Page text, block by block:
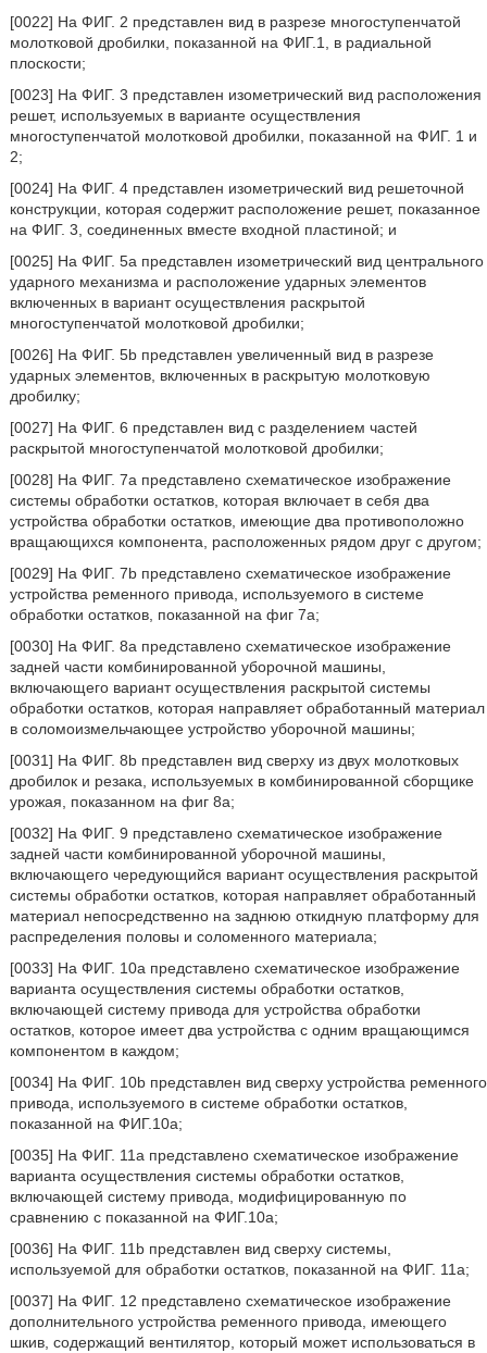
[0022] На ФИГ. 2 представлен вид в разрезе многоступенчатой
молотковой дробилки, показанной на ФИГ.1, в радиальной
плоскости;
[0023] На ФИГ. 3 представлен изометрический вид расположения
решет, используемых в варианте осуществления
многоступенчатой молотковой дробилки, показанной на ФИГ. 1 и
2;
[0024] На ФИГ. 4 представлен изометрический вид решеточной
конструкции, которая содержит расположение решет, показанное
на ФИГ. 3, соединенных вместе входной пластиной; и
[0025] На ФИГ. 5a представлен изометрический вид центрального
ударного механизма и расположение ударных элементов
включенных в вариант осуществления раскрытой
многоступенчатой молотковой дробилки;
[0026] На ФИГ. 5b представлен увеличенный вид в разрезе
ударных элементов, включенных в раскрытую молотковую
дробилку;
[0027] На ФИГ. 6 представлен вид с разделением частей
раскрытой многоступенчатой молотковой дробилки;
[0028] На ФИГ. 7a представлено схематическое изображение
системы обработки остатков, которая включает в себя два
устройства обработки остатков, имеющие два противоположно
вращающихся компонента, расположенных рядом друг с другом;
[0029] На ФИГ. 7b представлено схематическое изображение
устройства ременного привода, используемого в системе
обработки остатков, показанной на фиг 7a;
[0030] На ФИГ. 8a представлено схематическое изображение
задней части комбинированной уборочной машины,
включающего вариант осуществления раскрытой системы
обработки остатков, которая направляет обработанный материал
в соломоизмельчающее устройство уборочной машины;
[0031] На ФИГ. 8b представлен вид сверху из двух молотковых
дробилок и резака, используемых в комбинированной сборщике
урожая, показанном на фиг 8a;
[0032] На ФИГ. 9 представлено схематическое изображение
задней части комбинированной уборочной машины,
включающего чередующийся вариант осуществления раскрытой
системы обработки остатков, которая направляет обработанный
материал непосредственно на заднюю откидную платформу для
распределения половы и соломенного материала;
[0033] На ФИГ. 10a представлено схематическое изображение
варианта осуществления системы обработки остатков,
включающей систему привода для устройства обработки
остатков, которое имеет два устройства с одним вращающимся
компонентом в каждом;
[0034] На ФИГ. 10b представлен вид сверху устройства ременного
привода, используемого в системе обработки остатков,
показанной на ФИГ.10a;
[0035] На ФИГ. 11a представлено схематическое изображение
варианта осуществления системы обработки остатков,
включающей систему привода, модифицированную по
сравнению с показанной на ФИГ.10a;
[0036] На ФИГ. 11b представлен вид сверху системы,
используемой для обработки остатков, показанной на ФИГ. 11a;
[0037] На ФИГ. 12 представлено схематическое изображение
дополнительного устройства ременного привода, имеющего
шкив, содержащий вентилятор, который может использоваться в